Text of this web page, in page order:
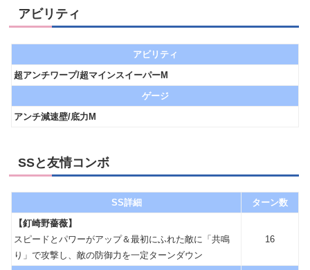
アビリティ
アビリティ
超アンチワープ/超マインスイーパーM
ゲージ
アンチ減速壁/底力M
SSと友情コンボ
SS詳細
ターン数
【釘崎野薔薇】
スピードとパワーがアップ＆最初にふれた敵に「共鳴
り」で攻撃し、敵の防御力を一定ターンダウン
16